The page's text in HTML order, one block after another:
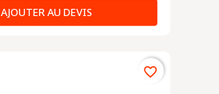
AJOUTER AU DEVIS
favorite_border